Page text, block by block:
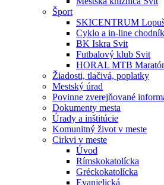
Šport
SKICENTRUM
Cyklo a in-line
BK Iskra Svit
Futbalový klub Svit
HORAL MTB
Žiadosti, tlačivá, poplatky
Mestský úrad
Povinne zverejňované
Dokumenty mesta
Úrady a inštitúcie
Komunitný život v meste
Cirkvi v meste
Úvod
Rímskokatolícka
Gréckokatolícka
Evanjelická